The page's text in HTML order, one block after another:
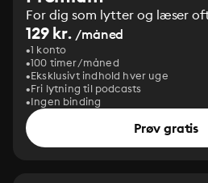
For dig som lytter og læser
129 kr. /måned
1 konto
100 timer/måned
Eksklusivt indhold hver uge
Fri lytning til podcasts
Ingen binding
Prøv gratis